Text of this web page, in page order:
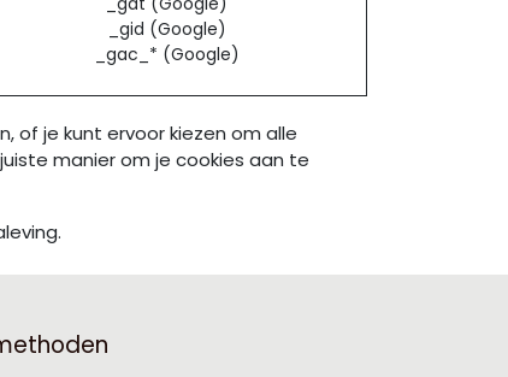
_gid (Google)
_gac_* (Google)
of je kunt ervoor kiezen om alle
manier om je cookies aan te